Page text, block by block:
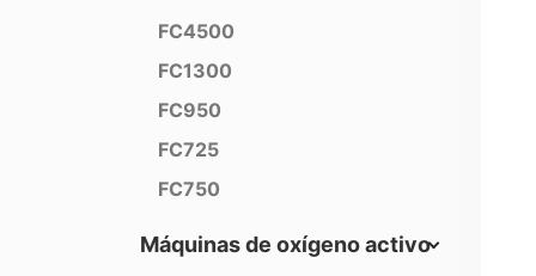
FC4500
FC1300
FC950
FC725
FC750
Máquinas de oxígeno activo